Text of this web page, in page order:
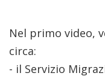
Nel primo video,
circa:
- il Servizio